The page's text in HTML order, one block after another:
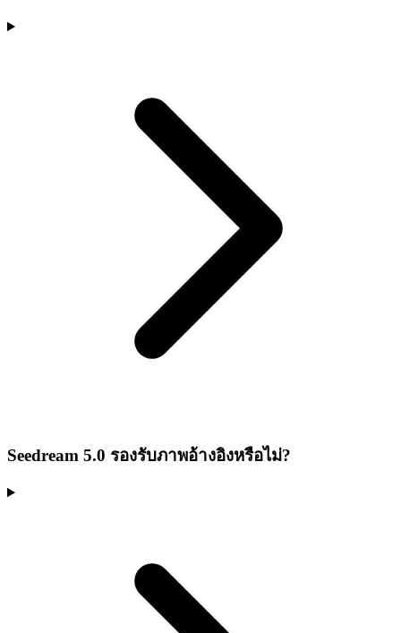
Seedream 5.0 รองรับภาพอ้างอิงหรือไม่?